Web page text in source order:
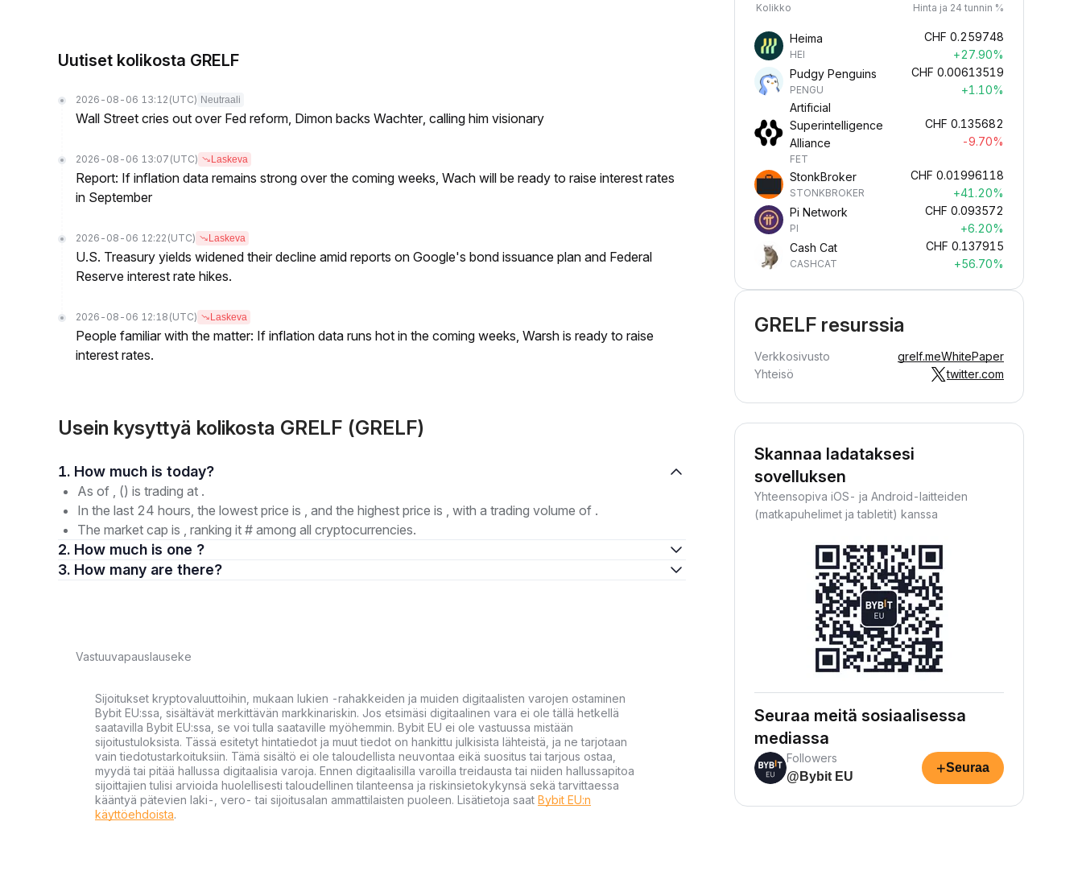
Uutiset kolikosta GRELF
2026-08-06 13:12 (UTC) Neutraali
Wall Street cries out over Fed reform, Dimon backs Wachter, calling him visionary
2026-08-06 13:07 (UTC) Laskeva
Report: If inflation data remains strong over the coming weeks, Wach will be ready to raise interest rates
in September
2026-08-06 12:22 (UTC) Laskeva
U.S. Treasury yields widened their decline amid reports on Google's bond issuance plan and Federal
Reserve interest rate hikes.
2026-08-06 12:18 (UTC) Laskeva
People familiar with the matter: If inflation data runs hot in the coming weeks, Warsh is ready to raise
interest rates.
Usein kysyttyä kolikosta GRELF (GRELF)
1. How much is today?
As of , () is trading at .
In the last 24 hours, the lowest price is , and the highest price is , with a trading volume of .
The market cap is , ranking it # among all cryptocurrencies.
2. How much is one ?
3. How many are there?
Vastuuvapauslauseke
Sijoitukset kryptovaluuttoihin, mukaan lukien -rahakkeiden ja muiden digitaalisten varojen ostaminen
Bybit EU:ssa, sisältävät merkittävän markkinariskin. Jos etsimäsi digitaalinen vara ei ole tällä hetkellä
saatavilla Bybit EU:ssa, se voi tulla saataville myöhemmin. Bybit EU ei ole vastuussa mistään
sijoitustuloksista. Tässä esitetyt hintatiedot ja muut tiedot on hankittu julkisista lähteistä, ja ne tarjotaan
vain tiedotustarkoituksiin. Tämä sisältö ei ole taloudellista neuvontaa eikä suositus tai tarjous ostaa,
myydä tai pitää hallussa digitaalisia varoja. Ennen digitaalisilla varoilla treidausta tai niiden hallussapitoa
sijoittajien tulisi arvioida huolellisesti taloudellinen tilanteensa ja riskinsietokykynsä sekä tarvittaessa
kääntyä pätevien laki-, vero- tai sijoitusalan ammattilaisten puoleen. Lisätietoja saat Bybit EU:n
käyttöehdoista.
Kolikko Hinta ja 24 tunnin %
Heima
HEI
CHF 0.259748
+27.90%
Pudgy Penguins
PENGU
CHF 0.00613519
+1.10%
Artificial
Superintelligence
Alliance
FET
CHF 0.135682
-9.70%
StonkBroker
STONKBROKER
CHF 0.01996118
+41.20%
Pi Network
PI
CHF 0.093572
+6.20%
Cash Cat
CASHCAT
CHF 0.137915
+56.70%
GRELF resurssia
Verkkosivusto grelf.meWhitePaper
Yhteisö
twitter.com
Skannaa ladataksesi
sovelluksen
Yhteensopiva iOS- ja Android-laitteiden
(matkapuhelimet ja tabletit) kanssa
Seuraa meitä sosiaalisessa
mediassa
Followers
@Bybit EU
+Seuraa